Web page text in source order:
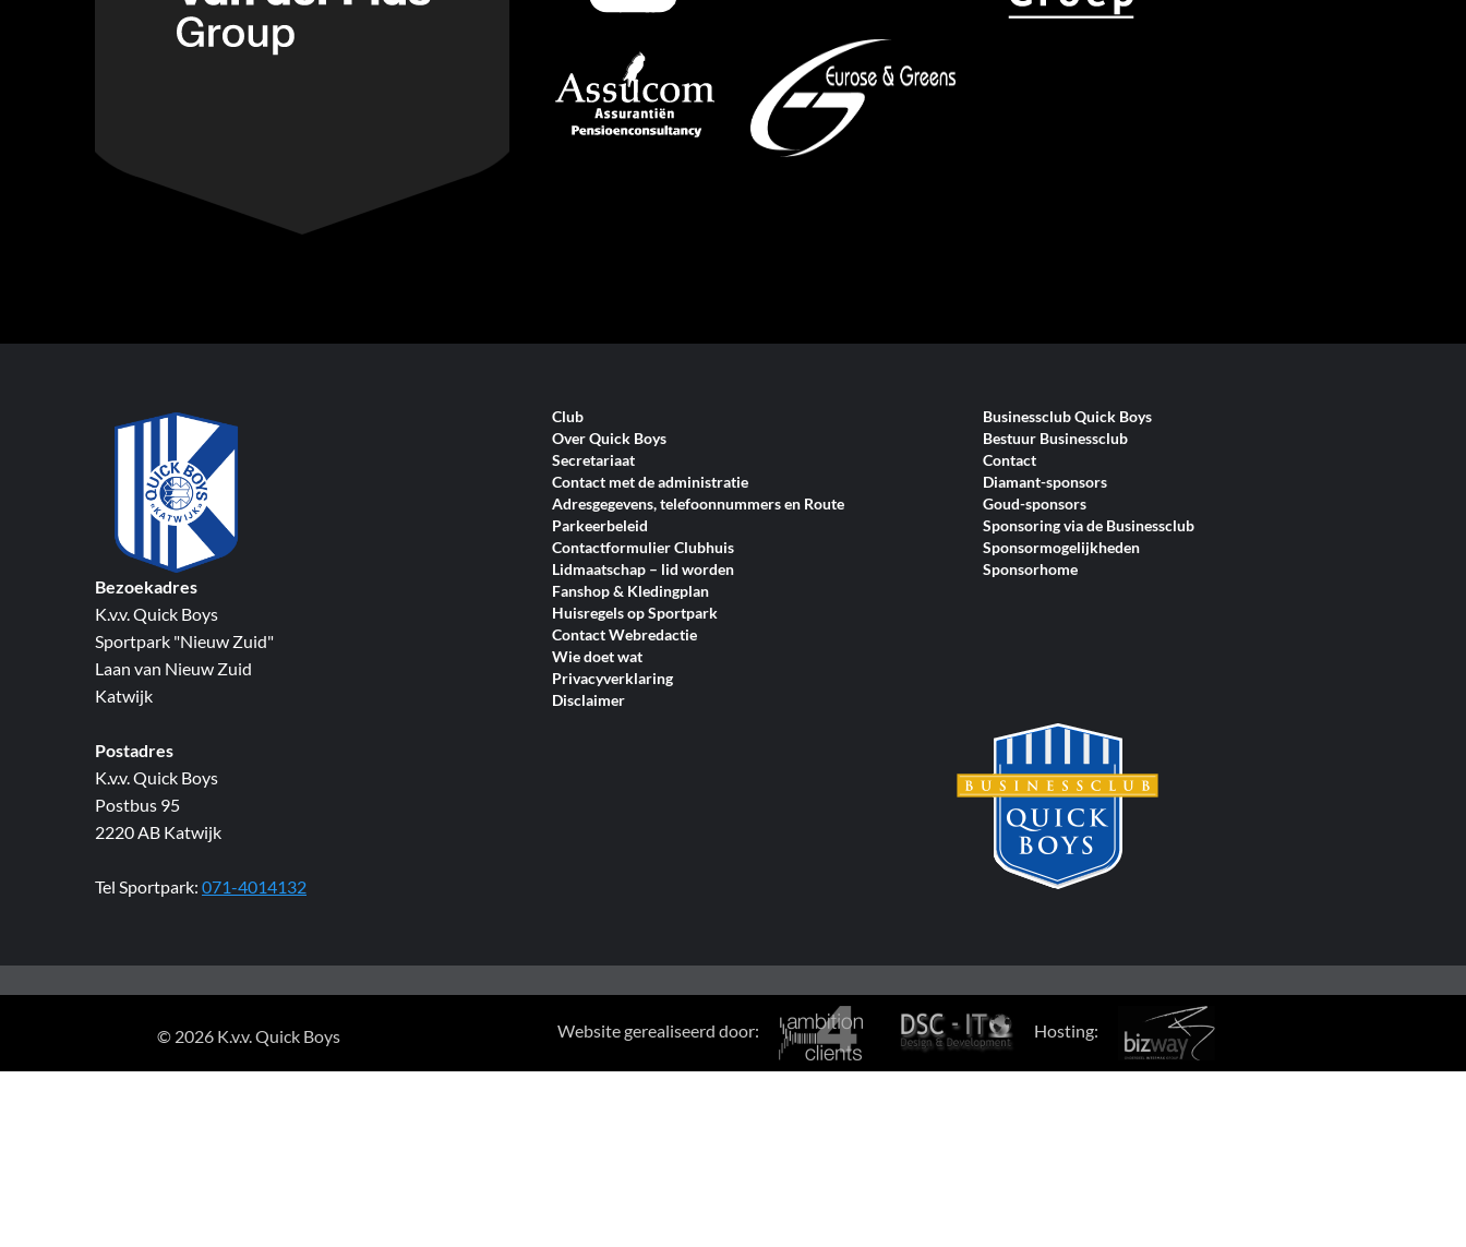
Bezoekadres
K.v.v. Quick Boys
Sportpark "Nieuw Zuid"
Laan van Nieuw Zuid
Katwijk
Postadres
K.v.v. Quick Boys
Postbus 95
2220 AB Katwijk
Tel Sportpark: 071-4014132
Club
Over Quick Boys
Secretariaat
Contact met de administratie
Adresgegevens, telefoonnummers en Route
Parkeerbeleid
Contactformulier Clubhuis
Lidmaatschap – lid worden
Fanshop & Kledingplan
Huisregels op Sportpark
Contact Webredactie
Wie doet wat
Privacyverklaring
Disclaimer
Businessclub Quick Boys
Bestuur Businessclub
Contact
Diamant-sponsors
Goud-sponsors
Sponsoring via de Businessclub
Sponsormogelijkheden
Sponsorhome
© 2026 K.v.v. Quick Boys Website gerealiseerd door: Hosting: